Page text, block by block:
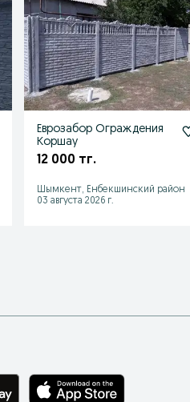
Еврозабор Ограждения
Коршау
12 000 тг.
Шымкент, Енбекшинский район
03 августа 2026 г.